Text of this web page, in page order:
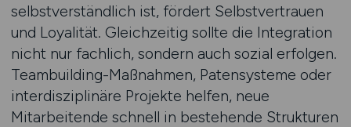
selbstverständlich ist, fördert Selbstvertrauen
und Loyalität. Gleichzeitig sollte die Integration
nicht nur fachlich, sondern auch sozial erfolgen.
Teambuilding-Maßnahmen, Patensysteme oder
interdisziplinäre Projekte helfen, neue
Mitarbeitende schnell in bestehende Strukturen